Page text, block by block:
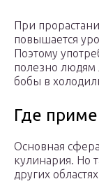
При
повышается
Поэтому
полезно людям
бобы в
Где
Основная
кулинария. Но
других